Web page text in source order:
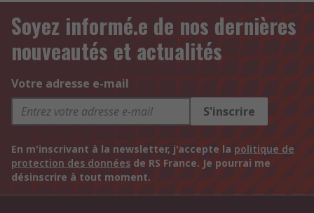
Soyez informé.e de nos dernières
nouveautés et actualités
Votre adresse e-mail
S'inscrire
En m'inscrivant à la newsletter, j'accepte la politique de
protection des données de RS France. Je pourrai me
désinscrire à tout moment.